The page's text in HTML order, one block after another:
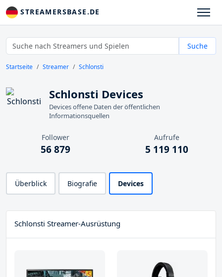
STREAMERSBASE.DE
Suche
Startseite Streamer Schlonsti
Schlonsti Devices
Devices offene Daten der öffentlichen
Informationsquellen
Follower
56 879
Aufrufe
5 119 110
Überblick Biografie Devices
Schlonsti Streamer-Ausrüstung